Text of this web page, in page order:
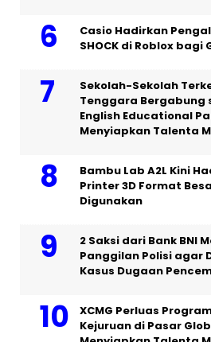
Casio Hadirkan
SHOCK di Roblox bagi
Sekolah-Sekolah
Tenggara
English Educational
Menyiapkan Talenta
Bambu Lab A2L Kini
Printer 3D Format
Digunakan
2 Saksi dari Bank BNI
Panggilan Polisi agar
Kasus Dugaan
XCMG Perluas
Kejuruan di Pasar